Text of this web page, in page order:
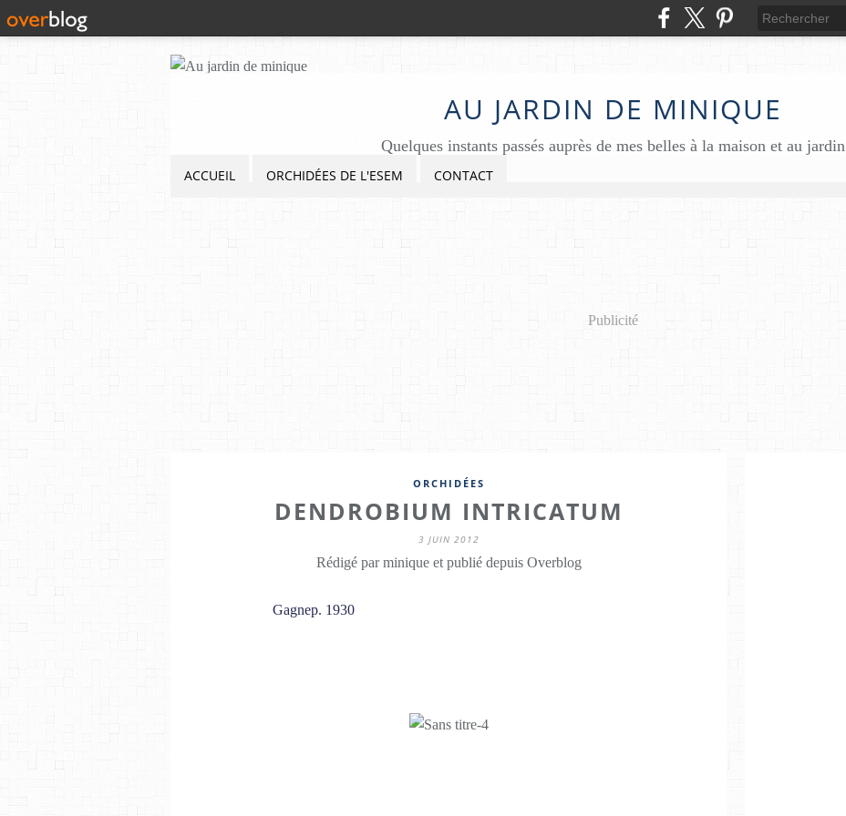
AU JARDIN DE MINIQUE
Quelques instants passés auprès de mes belles à la maison et au jardin
ACCUEIL ORCHIDÉES DE L'ESEM CONTACT
Publicité
ORCHIDÉES
DENDROBIUM INTRICATUM
3 JUIN 2012
Rédigé par minique et publié depuis Overblog
Gagnep. 1930